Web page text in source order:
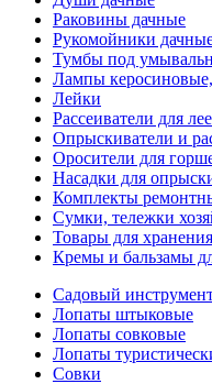
Раковины дачные
Рукомойники
Тумбы под
Лампы керосиновые,
Лейки
Рассеиватели для
Опрыскиватели и
Оросители для
Насадки для
Комплекты
Сумки, тележки
Товары для
Кремы и бальзамы
Садовый
Лопаты штыковые
Лопаты совковые
Лопаты
Совки